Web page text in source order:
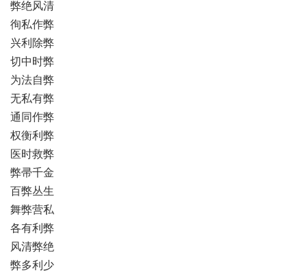
弊绝风清
徇私作弊
兴利除弊
切中时弊
为法自弊
无私有弊
通同作弊
权衡利弊
医时救弊
弊帚千金
百弊丛生
舞弊营私
各有利弊
风清弊绝
弊多利少